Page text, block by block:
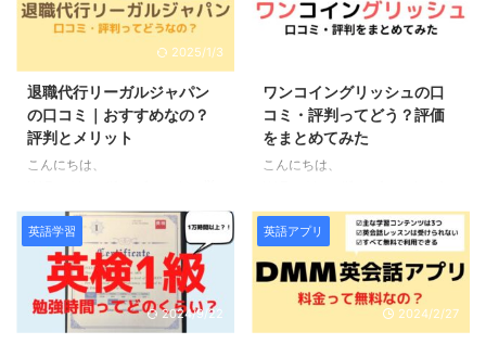
ート ...
を諦めてしまう人も少なくないよ
うです。 この記事では、これま
で英検1級に10回以上落ちながら
も何とか合格をもぎ取った僕の経
験をもとに、受験を諦めてしまい
そうになっている方に向けておこ
がましいと思いながらもアドバイ
スさせていただきたく思います。
はありません。 その理由は以下
の通りです。 英検1級を諦め ...
職代行サービスなのか気になって
いる方も多いのではないかと思い
デメリット、実際に利用している
一般ユーザーによる口コミ・評判
をまとめてご紹介しています。
まず先に結論となりますが、退職
す。 おすすめ出来ない方 裁判時
に代理になって ...
2025/1/3
退職代行リーガルジャパン
の口コミ｜おすすめなの？
評判とメリット
こんにちは、
働組合が運営することで安全な退
職を実現すると評判の退職代行リ
ーガルジャパン。 一体どのよう
な退職代行サービスなのか気にな
っている方も多いのではないかと
思います。 この記事では退職代
行リーガルジャパンの特徴やメリ
ワンコイングリッシュの口
コミ・評判ってどう？評価
をまとめてみた
こんにちは、
ッスン550円という格安料金で英
会話が学べると噂のワンコイング
リッシュ。 一体どのような英会
話教室なのか気になっているとい
う方も多いのではないかと思いま
す。 この記事ではワンコイング
リッシュの料金プランや在籍して
英語学習
2024/9/22
英語アプリ
2024/2/27